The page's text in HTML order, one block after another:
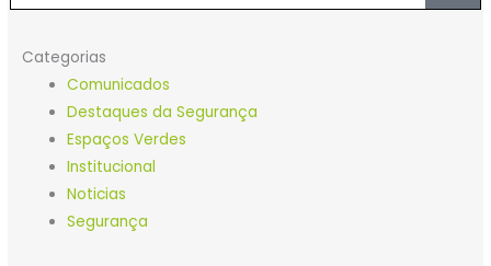
Categorias
Comunicados
Destaques da Segurança
Espaços Verdes
Institucional
Noticias
Segurança